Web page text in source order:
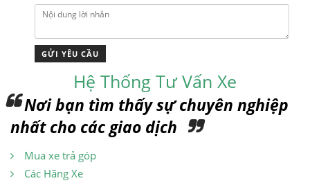
Hệ Thống Tư Vấn Xe
Nơi bạn tìm thấy sự chuyên nghiệp
nhất cho các giao dịch
Mua xe trả góp
Các Hãng Xe